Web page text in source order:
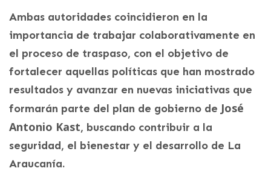
Ambas autoridades coincidieron en la
importancia de trabajar colaborativamente en
el proceso de traspaso, con el objetivo de
fortalecer aquellas políticas que han mostrado
resultados y avanzar en nuevas iniciativas que
formarán parte del plan de gobierno de José
Antonio Kast, buscando contribuir a la
seguridad, el bienestar y el desarrollo de La
Araucanía.